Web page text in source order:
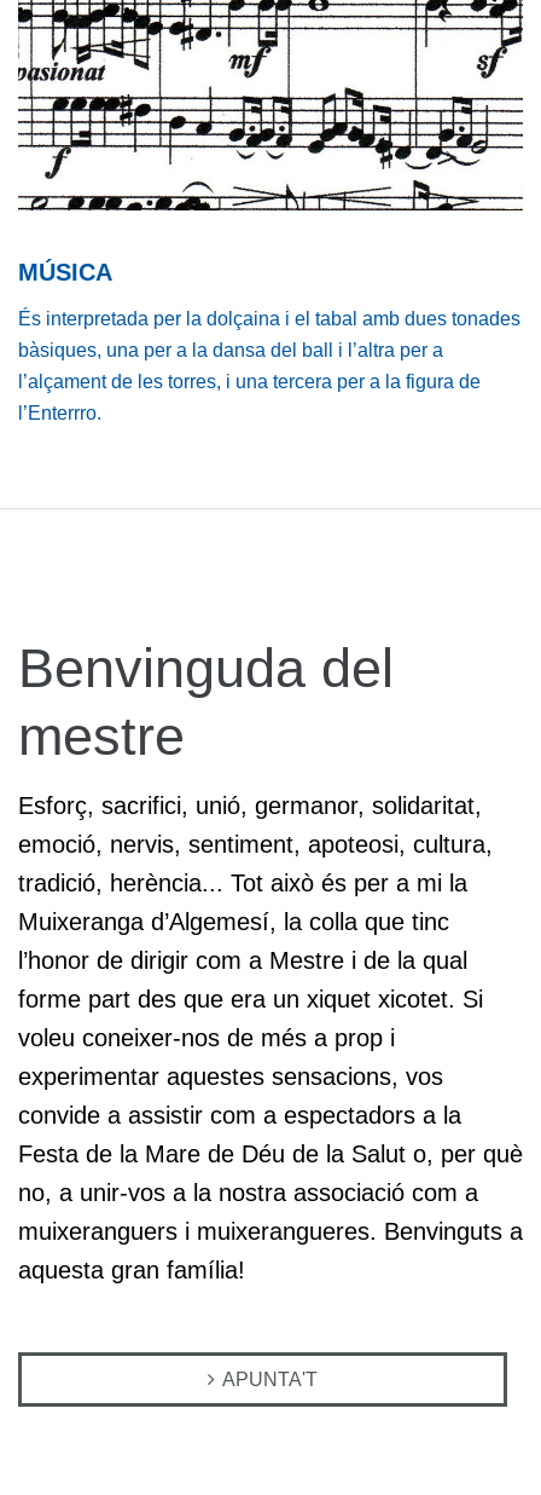
MÚSICA
És interpretada per la dolçaina i el tabal amb dues tonades
bàsiques, una per a la dansa del ball i l’altra per a
l’alçament de les torres, i una tercera per a la figura de
l’Enterrro.
Benvinguda del
mestre
Esforç, sacrifici, unió, germanor, solidaritat,
emoció, nervis, sentiment, apoteosi, cultura,
tradició, herència... Tot això és per a mi la
Muixeranga d’Algemesí, la colla que tinc
l’honor de dirigir com a Mestre i de la qual
forme part des que era un xiquet xicotet. Si
voleu coneixer-nos de més a prop i
experimentar aquestes sensacions, vos
convide a assistir com a espectadors a la
Festa de la Mare de Déu de la Salut o, per què
no, a unir-vos a la nostra associació com a
muixeranguers i muixerangueres. Benvinguts a
aquesta gran família!
APUNTA'T